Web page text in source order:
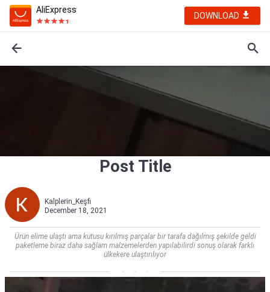
AliExpress
DOWNLOAD
Post Title
Kalplerin_Keşfi
December 18, 2021
Ürün elime ulaştı ama kutusu kırılmış parçalar bir tarafa dağılmış şekilde geldi
paketleme biraz daha sağlam malzemelerden yapılabilirdi sonuş olarak farklı
ülkekere ulaştırılıyor